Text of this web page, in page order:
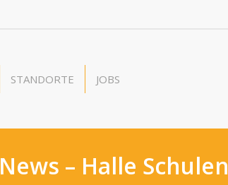
STANDORTE JOBS
News – Halle Schulen